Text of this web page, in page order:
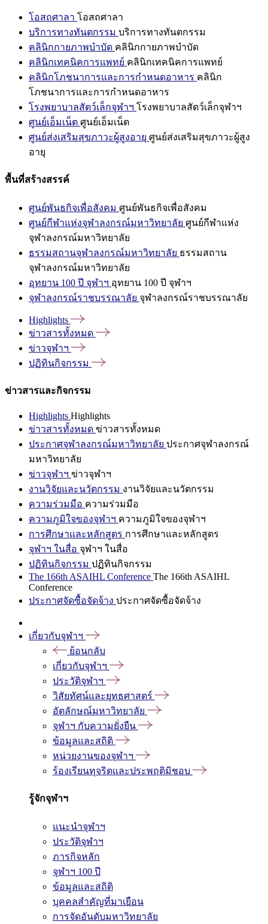
โอสถศาลา โอสถศาลา
บริการทางทันตกรรม บริการทางทันตกรรม
คลินิกกายภาพบำบัด คลินิกกายภาพบำบัด
คลินิกเทคนิคการแพทย์ คลินิกเทคนิคการแพทย์
คลินิกโภชนาการและการกำหนดอาหาร คลินิก
โภชนาการและการกำหนดอาหาร
โรงพยาบาลสัตว์เล็กจุฬาฯ โรงพยาบาลสัตว์เล็กจุฬาฯ
ศูนย์เอ็มเน็ต ศูนย์เอ็มเน็ต
ศูนย์ส่งเสริมสุขภาวะผู้สูงอายุ ศูนย์ส่งเสริมสุขภาวะผู้สูง
อายุ
พื้นที่สร้างสรรค์
ศูนย์พันธกิจเพื่อสังคม ศูนย์พันธกิจเพื่อสังคม
ศูนย์กีฬาแห่งจุฬาลงกรณ์มหาวิทยาลัย ศูนย์กีฬาแห่ง
จุฬาลงกรณ์มหาวิทยาลัย
ธรรมสถานจุฬาลงกรณ์มหาวิทยาลัย ธรรมสถาน
จุฬาลงกรณ์มหาวิทยาลัย
อุทยาน 100 ปี จุฬาฯ อุทยาน 100 ปี จุฬาฯ
จุฬาลงกรณ์ราชบรรณาลัย จุฬาลงกรณ์ราชบรรณาลัย
Highlights
ข่าวสารทั้งหมด
ข่าวจุฬาฯ
ปฏิทินกิจกรรม
ข่าวสารและกิจกรรม
Highlights Highlights
ข่าวสารทั้งหมด ข่าวสารทั้งหมด
ประกาศจุฬาลงกรณ์มหาวิทยาลัย ประกาศจุฬาลงกรณ์
มหาวิทยาลัย
ข่าวจุฬาฯ ข่าวจุฬาฯ
งานวิจัยและนวัตกรรม งานวิจัยและนวัตกรรม
ความร่วมมือ ความร่วมมือ
ความภูมิใจของจุฬาฯ ความภูมิใจของจุฬาฯ
การศึกษาและหลักสูตร การศึกษาและหลักสูตร
จุฬาฯ ในสื่อ จุฬาฯ ในสื่อ
ปฏิทินกิจกรรม ปฏิทินกิจกรรม
The 166th ASAIHL Conference The 166th ASAIHL
Conference
ประกาศจัดซื้อจัดจ้าง ประกาศจัดซื้อจัดจ้าง
เกี่ยวกับจุฬาฯ
ย้อนกลับ
เกี่ยวกับจุฬาฯ
ประวัติจุฬาฯ
วิสัยทัศน์และยุทธศาสตร์
อัตลักษณ์มหาวิทยาลัย
จุฬาฯ กับความยั่งยืน
ข้อมูลและสถิติ
หน่วยงานของจุฬาฯ
ร้องเรียนทุจริตและประพฤติมิชอบ
รู้จักจุฬาฯ
แนะนำจุฬาฯ
ประวัติจุฬาฯ
ภารกิจหลัก
จุฬาฯ 100 ปี
ข้อมูลและสถิติ
บุคคลสำคัญที่มาเยือน
การจัดอันดับมหาวิทยาลัย